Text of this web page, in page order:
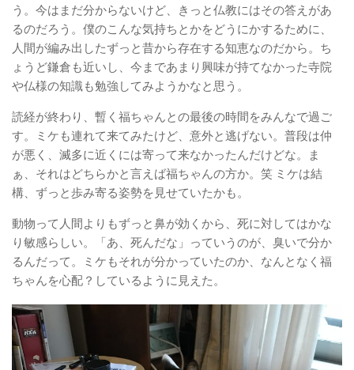
う。今はまだ分からないけど、きっと仏教にはその答えがあ
るのだろう。僕のこんな気持ちとかをどうにかするために、
人間が編み出したずっと昔から存在する知恵なのだから。ち
ょうど鎌倉も近いし、今まであまり興味が持てなかった寺院
や仏様の知識も勉強してみようかなと思う。
読経が終わり、暫く福ちゃんとの最後の時間をみんなで過ご
す。ミケも連れて来てみたけど、意外と逃げない。普段は仲
が悪く、滅多に近くには寄って来なかったんだけどな。ま
ぁ、それはどちらかと言えば福ちゃんの方か。笑 ミケは結
構、ずっと歩み寄る姿勢を見せていたかも。
動物って人間よりもずっと鼻が効くから、死に対してはかな
り敏感らしい。「あ、死んだな」っていうのが、臭いで分か
るんだって。ミケもそれが分かっていたのか、なんとなく福
ちゃんを心配？しているように見えた。